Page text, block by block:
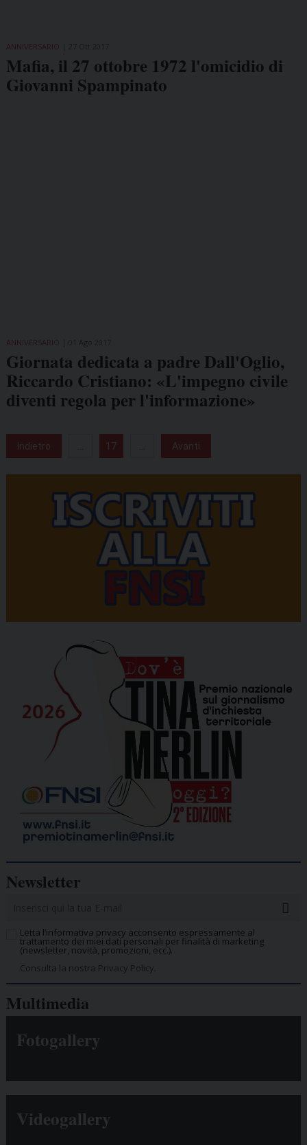
ANNIVERSARIO
Mafia, il 27 ottobre 1972 l'omicidio di
Giovanni Spampinato
ANNIVERSARIO
Giornata dedicata a padre Dall'Oglio,
Riccardo Cristiano: «L'impegno civile
diventi regola per l'informazione»
Indietro 17 Avanti
Newsletter
Letta l’informativa privacy acconsento espressamente al
trattamento dei miei dati personali per finalità di marketing
(newsletter, novità, promozioni, ecc.).
Consulta la nostra Privacy Policy.
Multimedia
Fotogallery
Videogallery